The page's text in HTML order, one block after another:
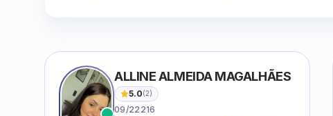
ALLINE ALMEIDA MAGALHÃES
5.0(2)
09/22216